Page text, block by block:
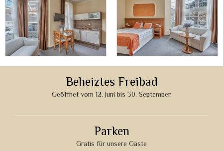
Beheiztes Freibad
Geöffnet vom 12. Juni bis 30. September.
Parken
Gratis für unsere Gäste